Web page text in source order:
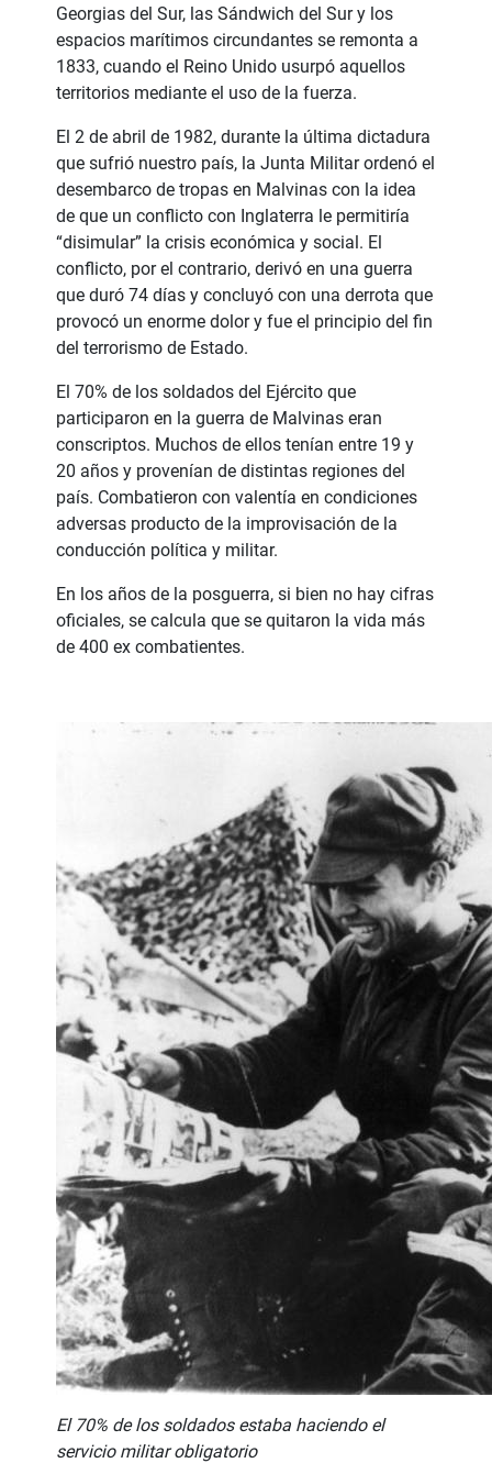
Georgias del Sur, las Sándwich del Sur y los
espacios marítimos circundantes se remonta a
1833, cuando el Reino Unido usurpó aquellos
territorios mediante el uso de la fuerza.
El 2 de abril de 1982, durante la última dictadura
que sufrió nuestro país, la Junta Militar ordenó el
desembarco de tropas en Malvinas con la idea
de que un conflicto con Inglaterra le permitiría
“disimular” la crisis económica y social. El
conflicto, por el contrario, derivó en una guerra
que duró 74 días y concluyó con una derrota que
provocó un enorme dolor y fue el principio del fin
del terrorismo de Estado.
El 70% de los soldados del Ejército que
participaron en la guerra de Malvinas eran
conscriptos. Muchos de ellos tenían entre 19 y
20 años y provenían de distintas regiones del
país. Combatieron con valentía en condiciones
adversas producto de la improvisación de la
conducción política y militar.
En los años de la posguerra, si bien no hay cifras
oficiales, se calcula que se quitaron la vida más
de 400 ex combatientes.
El 70% de los soldados estaba haciendo el
servicio militar obligatorio